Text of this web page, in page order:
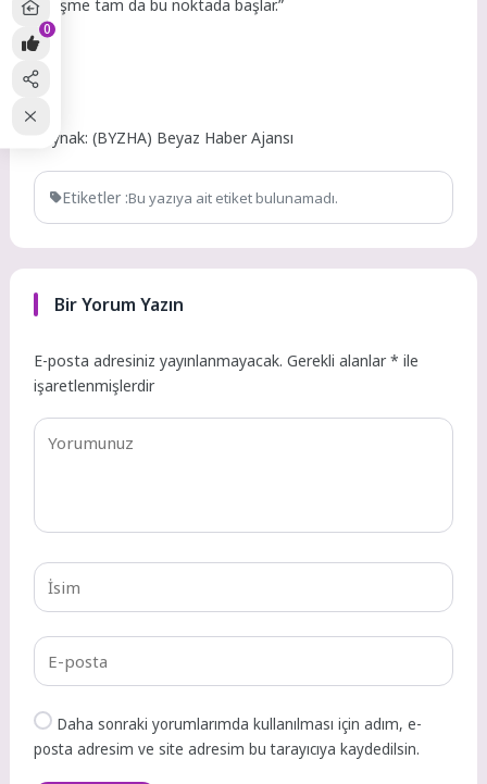
iyileşme tam da bu noktada başlar.”
Kaynak: (BYZHA) Beyaz Haber Ajansı
Etiketler :Bu yazıya ait etiket bulunamadı.
Bir Yorum Yazın
E-posta adresiniz yayınlanmayacak. Gerekli alanlar* ile
işaretlenmişlerdir
Daha sonraki yorumlarımda kullanılması için adım, e-
posta adresim ve site adresim bu tarayıcıya kaydedilsin.
0